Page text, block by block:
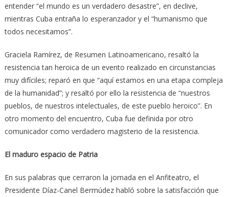
entender “el mundo es un verdadero desastre”, en declive,
mientras Cuba entraña lo esperanzador y el “humanismo que
todos necesitamos”.
Graciela Ramírez, de Resumen Latinoamericano, resaltó la
resistencia tan heroica de un evento realizado en circunstancias
muy difíciles; reparó en que “aquí estamos en una etapa compleja
de la humanidad”; y resaltó por ello la resistencia de “nuestros
pueblos, de nuestros intelectuales, de este pueblo heroico”. En
otro momento del encuentro, Cuba fue definida por otro
comunicador como verdadero magisterio de la resistencia.
El maduro espacio de Patria
En sus palabras que cerraron la jornada en el Anfiteatro, el
Presidente Díaz-Canel Bermúdez habló sobre la satisfacción que